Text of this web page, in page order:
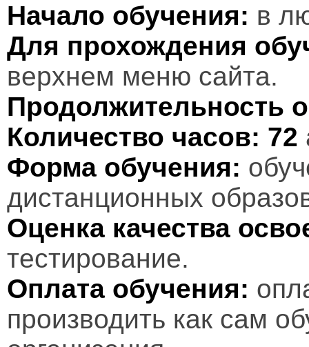
Начало обучения: в
Для прохождения
верхнем меню сайта.
Продолжительность
Количество часов: 72
Форма обучения:
дистанционных
Оценка качества
тестирование.
Оплата обучения:
производить как сам